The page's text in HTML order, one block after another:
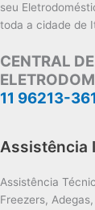
seu
toda a cidade de
CENTRAL
11 96213-
Assistência
Assistência
Freezers,